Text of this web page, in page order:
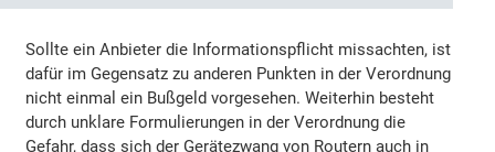
Sollte ein Anbieter die Informationspflicht missachten, ist
dafür im Gegensatz zu anderen Punkten in der Verordnung
nicht einmal ein Bußgeld vorgesehen. Weiterhin besteht
durch unklare Formulierungen in der Verordnung die
Gefahr, dass sich der Gerätezwang von Routern auch in